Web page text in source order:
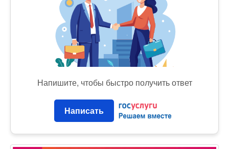
Напишите, чтобы быстро получить ответ
Написать